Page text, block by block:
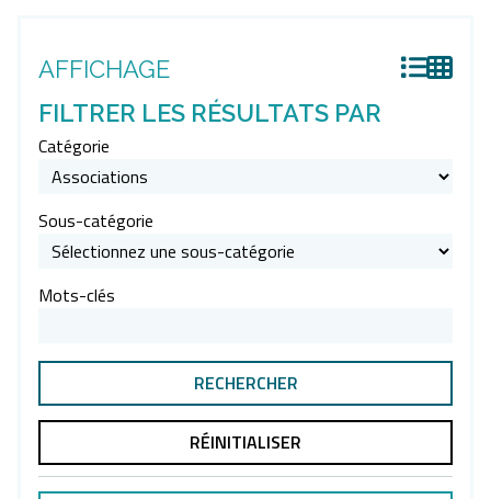
AFFICHAGE
FILTRER LES RÉSULTATS PAR
Catégorie
Sous-catégorie
Mots-clés
RÉINITIALISER